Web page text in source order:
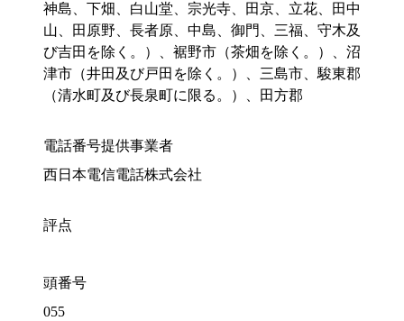
神島、下畑、白山堂、宗光寺、田京、立花、田中
山、田原野、長者原、中島、御門、三福、守木及
び吉田を除く。）、裾野市（茶畑を除く。）、沼
津市（井田及び戸田を除く。）、三島市、駿東郡
（清水町及び長泉町に限る。）、田方郡
電話番号提供事業者
西日本電信電話株式会社
評点
頭番号
055